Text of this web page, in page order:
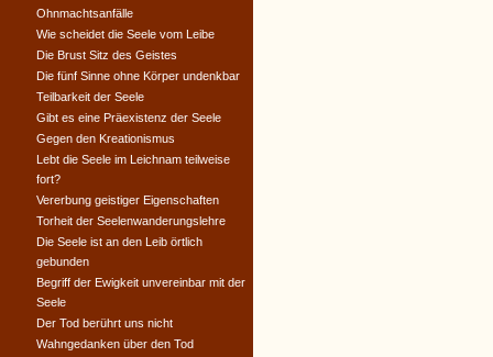
Ohnmachtsanfälle
Wie scheidet die Seele vom Leibe
Die Brust Sitz des Geistes
Die fünf Sinne ohne Körper undenkbar
Teilbarkeit der Seele
Gibt es eine Präexistenz der Seele
Gegen den Kreationismus
Lebt die Seele im Leichnam teilweise
fort?
Vererbung geistiger Eigenschaften
Torheit der Seelenwanderungslehre
Die Seele ist an den Leib örtlich
gebunden
Begriff der Ewigkeit unvereinbar mit der
Seele
Der Tod berührt uns nicht
Wahngedanken über den Tod